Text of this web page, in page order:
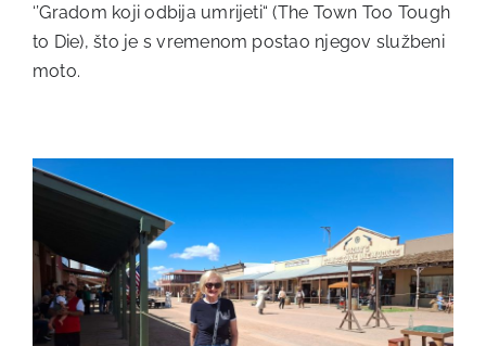
‘’Gradom koji odbija umrijeti“ (The Town Too Tough
to Die), što je s vremenom postao njegov službeni
moto.